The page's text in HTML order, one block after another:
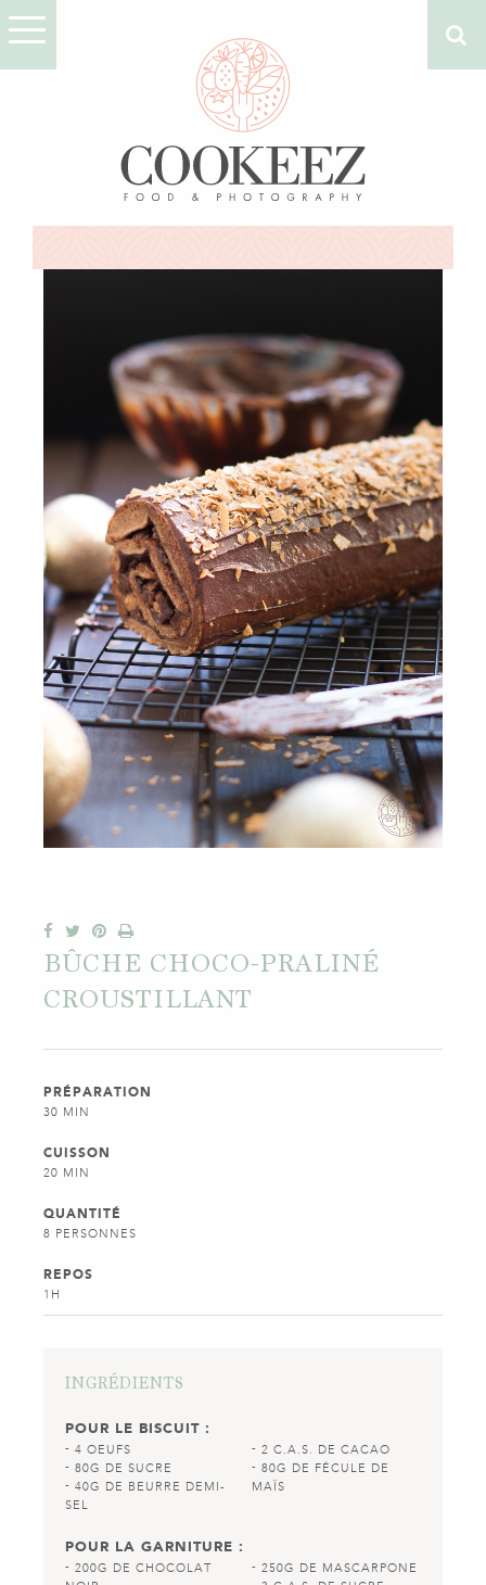
BÛCHE CHOCO-PRALINÉ
CROUSTILLANT
PRÉPARATION
30 MIN
CUISSON
20 MIN
QUANTITÉ
8 PERSONNES
REPOS
1H
INGRÉDIENTS
POUR LE BISCUIT :
4 OEUFS
80G DE SUCRE
40G DE BEURRE DEMI-
SEL
2 C.A.S. DE CACAO
80G DE FÉCULE DE
MAÏS
POUR LA GARNITURE :
200G DE CHOCOLAT
250G DE MASCARPONE